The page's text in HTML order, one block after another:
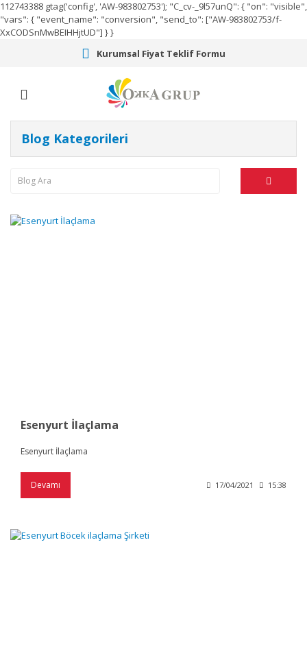
112743388 gtag('config', 'AW-983802753'); "C_cv-_9l57unQ": { "on": "visible",
"vars": { "event_name": "conversion", "send_to": ["AW-983802753/f-
XxCODSnMwBEIHHjtUD"] } }
Kurumsal Fiyat Teklif Formu
Blog Kategorileri
Esenyurt İlaçlama
Esenyurt İlaçlama
Devamı 17/04/2021 15:38